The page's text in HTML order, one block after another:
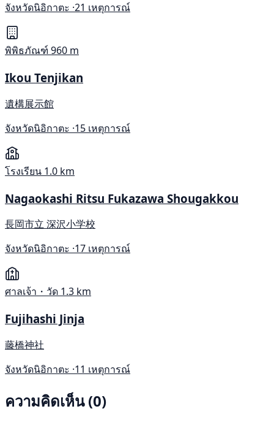
จังหวัดนิอิกาตะ ·21 เหตุการณ์
พิพิธภัณฑ์ 960 m
Ikou Tenjikan
遺構展示館
จังหวัดนิอิกาตะ ·15 เหตุการณ์
โรงเรียน 1.0 km
Nagaokashi Ritsu Fukazawa Shougakkou
長岡市立 深沢小学校
จังหวัดนิอิกาตะ ·17 เหตุการณ์
ศาลเจ้า・วัด 1.3 km
Fujihashi Jinja
藤橋神社
จังหวัดนิอิกาตะ ·11 เหตุการณ์
ความคิดเห็น (0)